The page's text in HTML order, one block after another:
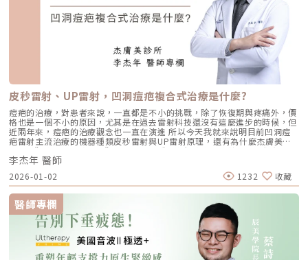
妥善消除眼袋了。▌淚溝：眼下凹陷，產生陰影和溝紋不同於眼袋是「脂肪
膨出」的問題，淚溝的的狀況在於「凹陷」，主要位於眼袋下方的一條長長
的凹陷紋路。楊心怡醫師解釋，臉部老化不只會造成眼周皮膚失去彈性、筋
膜鬆弛，就連眼眶骨下緣的骨架也會慢慢變小、往外退縮，導致眼下皮膚沒
有了底層支撐而向內凹，形成了一條長長的「淚溝」。不過，相比起眼袋可
能需要手術移除，淚溝多半只要透過正確地微整形療程，就能有顯著改善。
常見治療方式包含注射填充物來重建眼周骨架支撐，也能施打電音波拉提來
強化眼周肌膚的彈性和緊實度﹑淡化紋路，治療細節於接下來的文章與大家
細說。造成淚溝凹陷的「先天性」和「後天性」因素？（圖／芯漾皮膚科暨
醫學美容中心-楊心怡醫師提供）雖然淚溝一向被視為眼周老化的代表性特
徵之一，但也有一部份的人是因為先天遺傳基因，導致他們天生就有淚溝凹
陷的困擾。下方就來了解一下，引發淚溝的先天性和後天性因素有哪些吧！
▌淚溝凹陷的「先天性」原因主要受到天生遺傳基因的影響，有些人天生眼
下脂肪比較肥厚，或者臉部骨架發育不佳，使得眼下區域比較扁平、凹陷，
就比別人更容易出現淚溝。▌淚溝凹陷的「後天性」原因主要是受到後天老
化因素的影響，造成眼周膠原蛋白流失、筋膜鬆弛、肌肉張力下降等，都會
影響眼下皮膚的緊實度，再加上眼眶骨下緣的骨架和深層組織流失，更進一
步產生淚溝凹陷，看起來更顯老態。此外，現代人的不良生活習慣，也會加
快皮膚的老化速度，例如：吸菸、愛揉眼睛、用眼過度、頻繁熬夜，以及長
期日曬所引發的皮膚光老化等，都有可能讓淚溝提早現形。解析淚溝凹陷的
三大類型（圖／芯漾皮膚科暨醫學美容中心-楊心怡醫師提供）▌韌帶型淚
溝凹陷所謂的「韌帶型淚溝凹陷」，通常是由於眼周深層結構中的「韌帶鬆
弛」或「韌帶過度拉扯」而形成。前者主要是受到老化因素的影響，造成韌
帶逐漸失去彈性；後者則屬於先天性因素，像是韌帶太緊繃、連結點過深
等，都會讓皮膚被韌帶過度拉扯，導致眼部下方分成兩個區塊，形成明顯的
凹陷，這也導致有些人在年輕時就有淚溝。《點擊看完整文章介紹》文章轉
載自「芯漾皮膚科暨醫學美容中心-楊心怡醫師專欄」
皮秒雷射、UP雷射，凹洞痘疤複合式治療是什麼?
痘疤的治療，對患者來說，一直都是不小的挑戰，除了恢復期與疼痛外，價
格也是一個不小的原因，尤其是在過去雷射科技還沒有這麼進步的時候，但
近兩年來，痘疤的治療觀念也一直在演進 所以今天我就來說明目前凹洞痘
疤雷射主流治療的機器種類皮秒雷射與UP雷射原理，還有為什麼杰膚美診
所建議”複合式痘疤治療”而非單一機種來進行疤痕的改善，如果你有想要
進行凹洞痘疤治療，這集絕對能幫你省時省錢少走冤枉路，千萬不能錯過
喔!重點摘要：00:00 開頭00:50 凹洞痘疤分為哪幾種?01:35 治療凹洞痘疤
的儀器有哪些種類?03:30 皮秒雷射、UP雷射，凹洞痘疤的治療主流04:43
複合式痘疤治療的好處LINE官方帳號一對一咨詢👉
https://reurl.cc/x3EQZN歡迎訂閱我的頻道👉https://reurl.cc/nY51k8關
注杰膚美診所FB👉https://reurl.cc/XQljva杰膚美診所官網👉
https://jfmskin.com/關注李杰年醫師FB👉https://reurl.cc/Mzk0nm杰膚
美診所地址：104台北市中山區復興北路50號2樓電話：02-8772-6625
李杰年 醫師
2026-01-02 1232 收藏
醫師專欄